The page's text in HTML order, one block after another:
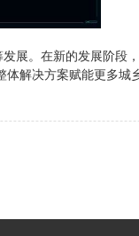
展。在新的发展阶段
解决方案赋能更多城